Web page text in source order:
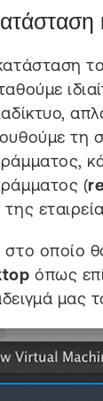
τη
(
οποίο
όπως
μας